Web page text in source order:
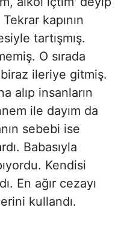
kapının
tartışmış.
O sırada
ileriye gitmiş.
alıp insanların
ile dayım da
sebebi ise
Babasıyla
Kendisi
En ağır cezayı
kullandı.